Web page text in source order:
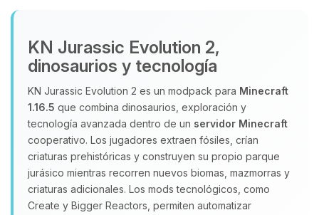
KN Jurassic Evolution 2,
dinosaurios y tecnología
KN Jurassic Evolution 2 es un modpack para Minecraft
1.16.5 que combina dinosaurios, exploración y
tecnología avanzada dentro de un servidor Minecraft
cooperativo. Los jugadores extraen fósiles, crían
criaturas prehistóricas y construyen su propio parque
jurásico mientras recorren nuevos biomas, mazmorras y
criaturas adicionales. Los mods tecnológicos, como
Create y Bigger Reactors, permiten automatizar